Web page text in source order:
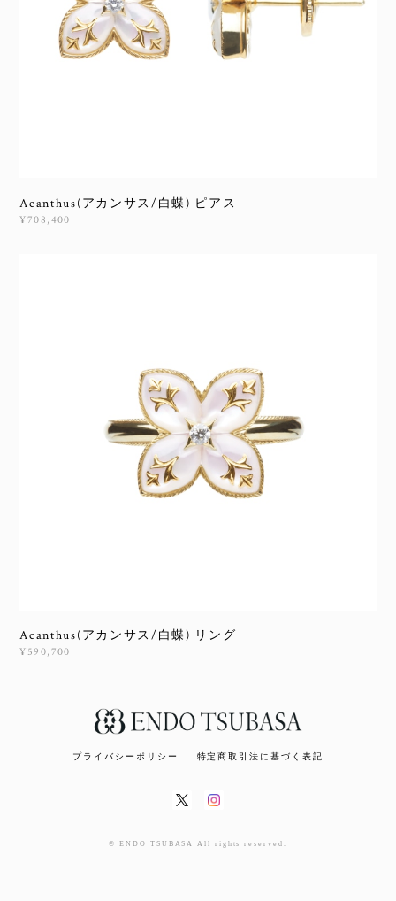
Acanthus(アカンサス/白蝶) ピアス
¥708,400
Acanthus(アカンサス/白蝶) リング
¥590,700
プライバシーポリシー 特定商取引法に基づく表記
© ENDO TSUBASA All rights reserved.